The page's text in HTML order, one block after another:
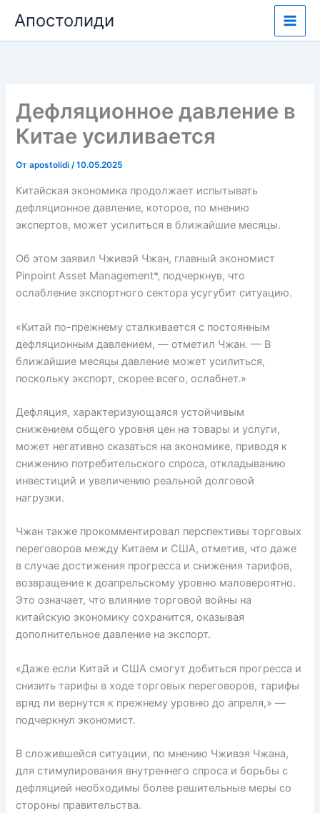
содержимому
Апостолиди
Дефляционное давление в
Китае усиливается
Отapostolidi/10.05.2025
Китайская экономика продолжает испытывать
дефляционное давление, которое, по мнению
экспертов, может усилиться в ближайшие месяцы.
Об этом заявил Чживэй Чжан, главный экономист
Pinpoint Asset Management*, подчеркнув, что
ослабление экспортного сектора усугубит ситуацию.
«Китай по-прежнему сталкивается с постоянным
дефляционным давлением, — отметил Чжан. — В
ближайшие месяцы давление может усилиться,
поскольку экспорт, скорее всего, ослабнет.»
Дефляция, характеризующаяся устойчивым
снижением общего уровня цен на товары и услуги,
может негативно сказаться на экономике, приводя к
снижению потребительского спроса, откладыванию
инвестиций и увеличению реальной долговой
нагрузки.
Чжан также прокомментировал перспективы торговых
переговоров между Китаем и США, отметив, что даже
в случае достижения прогресса и снижения тарифов,
возвращение к доапрельскому уровню маловероятно.
Это означает, что влияние торговой войны на
китайскую экономику сохранится, оказывая
дополнительное давление на экспорт.
«Даже если Китай и США смогут добиться прогресса и
снизить тарифы в ходе торговых переговоров, тарифы
вряд ли вернутся к прежнему уровню до апреля,» —
подчеркнул экономист.
В сложившейся ситуации, по мнению Чживэя Чжана,
для стимулирования внутреннего спроса и борьбы с
дефляцией необходимы более решительные меры со
стороны правительства.